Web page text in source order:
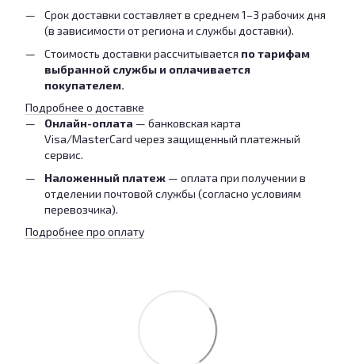
Срок доставки составляет в среднем 1–3 рабочих дня
(в зависимости от региона и службы доставки).
Стоимость доставки рассчитывается по тарифам
выбранной службы и оплачивается
покупателем.
Подробнее о доставке
Онлайн-оплата — банковская карта
Visa/MasterCard через защищенный платежный
сервис.
Наложенный платеж — оплата при получении в
отделении почтовой службы (согласно условиям
перевозчика).
Подробнее про оплату